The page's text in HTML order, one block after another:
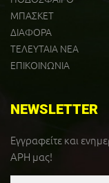
ΜΠΑΣΚΕΤ
ΔΙΑΦΟΡΑ
ΤΕΛΕΥΤΑΙΑ ΝΕΑ
ΕΠΙΚΟΙΝΩΝΙΑ
NEWSLETTER
Εγγραφείτε και
ΑΡΗ μας!